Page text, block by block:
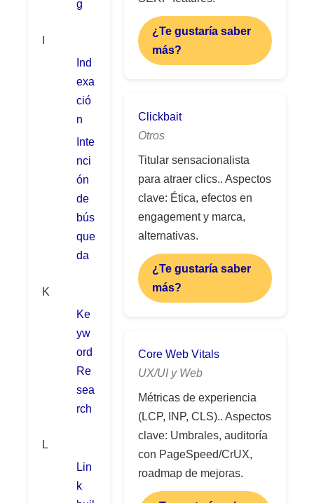
g
I
Ind
exa
ció
n
Inte
nci
ón
de
bús
que
da
K
Ke
yw
ord
Re
sea
rch
L
Lin
k
¿Te gustaría saber
más?
Clickbait
Otros
Titular sensacionalista
para atraer clics.. Aspectos
clave: Ética, efectos en
engagement y marca,
alternativas.
¿Te gustaría saber
más?
Core Web Vitals
UX/UI y Web
Métricas de experiencia
(LCP, INP, CLS).. Aspectos
clave: Umbrales, auditoría
con PageSpeed/CrUX,
roadmap de mejoras.